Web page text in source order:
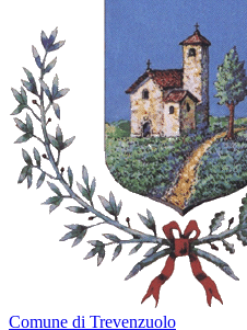
Comune di Trevenzuolo